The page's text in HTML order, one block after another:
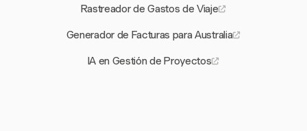
Rastreador de Gastos de Viaje
Generador de Facturas para Australia
IA en Gestión de Proyectos